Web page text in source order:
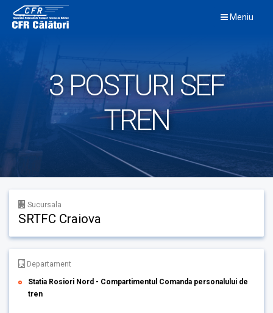
content
Meniu
3 POSTURI SEF
TREN
Sucursala
SRTFC Craiova
Departament
Statia Rosiori Nord - Compartimentul Comanda personalului de
tren